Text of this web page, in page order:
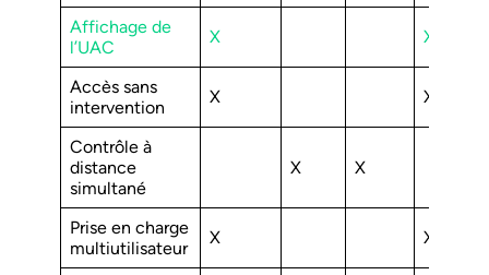
Affichage de
l’UAC
X X
Accès sans
intervention
X X
Contrôle à
distance
simultané
X X
Prise en charge
multiutilisateur
X X